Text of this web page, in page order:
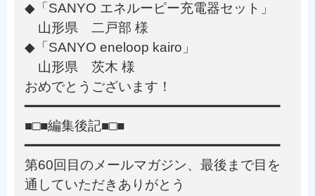
◆「SANYO エネルーピー充電器セット」
山形県 二戸部 様
◆「SANYO eneloop kairo」
山形県 茨木 様
おめでとうございます！
━━━━━━━━━━━━━━━━━━━━━━━━━━━━━━━━━
■□■編集後記■□■
━━━━━━━━━━━━━━━━━━━━━━━━━━━━━━━━━
第60回目のメールマガジン、最後まで目を
通していただきありがとう